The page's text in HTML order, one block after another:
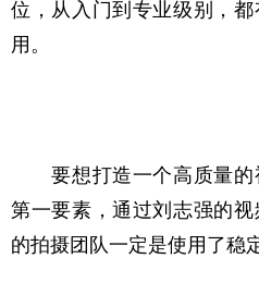
位，从入门到专业级别，
用。
要想打造一个高质量的
第一要素，通过刘志强的
的拍摄团队一定是使用了稳